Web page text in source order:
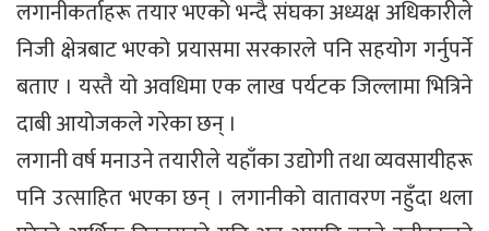
लगानीकर्ताहरू तयार भएको भन्दै संघका अध्यक्ष अधिकारीले
निजी क्षेत्रबाट भएको प्रयासमा सरकारले पनि सहयोग गर्नुपर्ने
बताए । यस्तै यो अवधिमा एक लाख पर्यटक जिल्लामा भित्रिने
दाबी आयोजकले गरेका छन् ।
लगानी वर्ष मनाउने तयारीले यहाँका उद्योगी तथा व्यवसायीहरू
पनि उत्साहित भएका छन् । लगानीको वातावरण नहुँदा थला